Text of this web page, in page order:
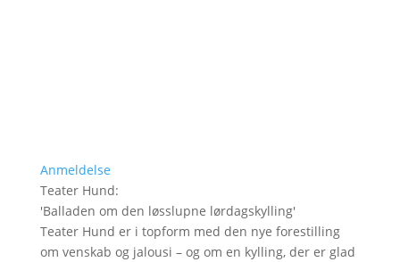
Anmeldelse
Teater Hund:
'Balladen om den løsslupne lørdagskylling'
Teater Hund er i topform med den nye forestilling
om venskab og jalousi – og om en kylling, der er glad